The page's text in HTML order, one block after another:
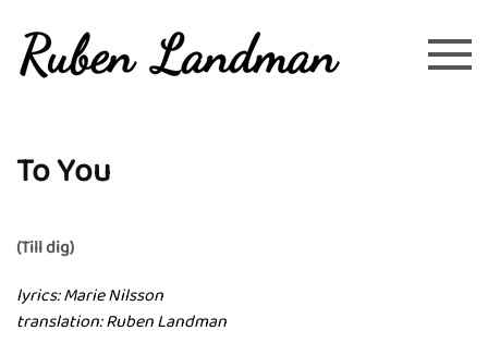
Overslaan en naar de inhoud gaan
To You
(Till dig)
lyrics: Marie Nilsson
translation: Ruben Landman